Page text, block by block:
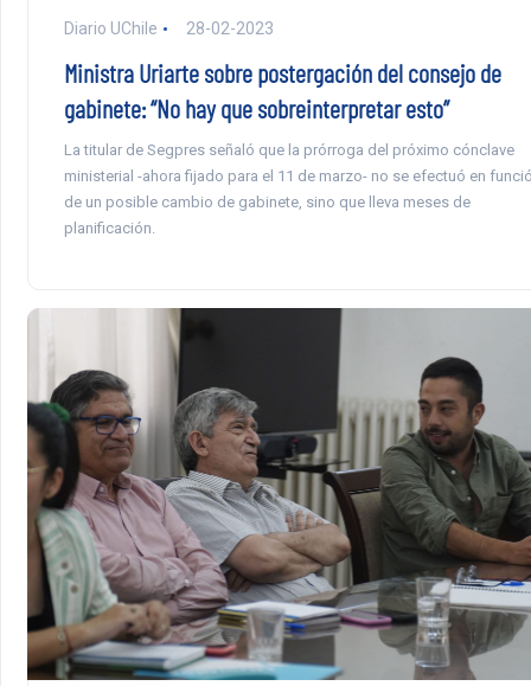
Diario UChile 28-02-2023
Ministra Uriarte sobre postergación del consejo de
gabinete: “No hay que sobreinterpretar esto”
La titular de Segpres señaló que la prórroga del próximo cónclave
ministerial -ahora fijado para el 11 de marzo- no se efectuó en
de un posible cambio de gabinete, sino que lleva meses de
planificación.